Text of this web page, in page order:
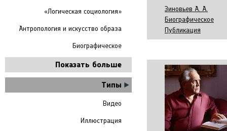
«Логическая социология»
Антропология и искусство образа
Биографическое
Показать больше
Типы
Видео
Иллюстрация
Зиновьев А. А.
Биографическое
Публикация